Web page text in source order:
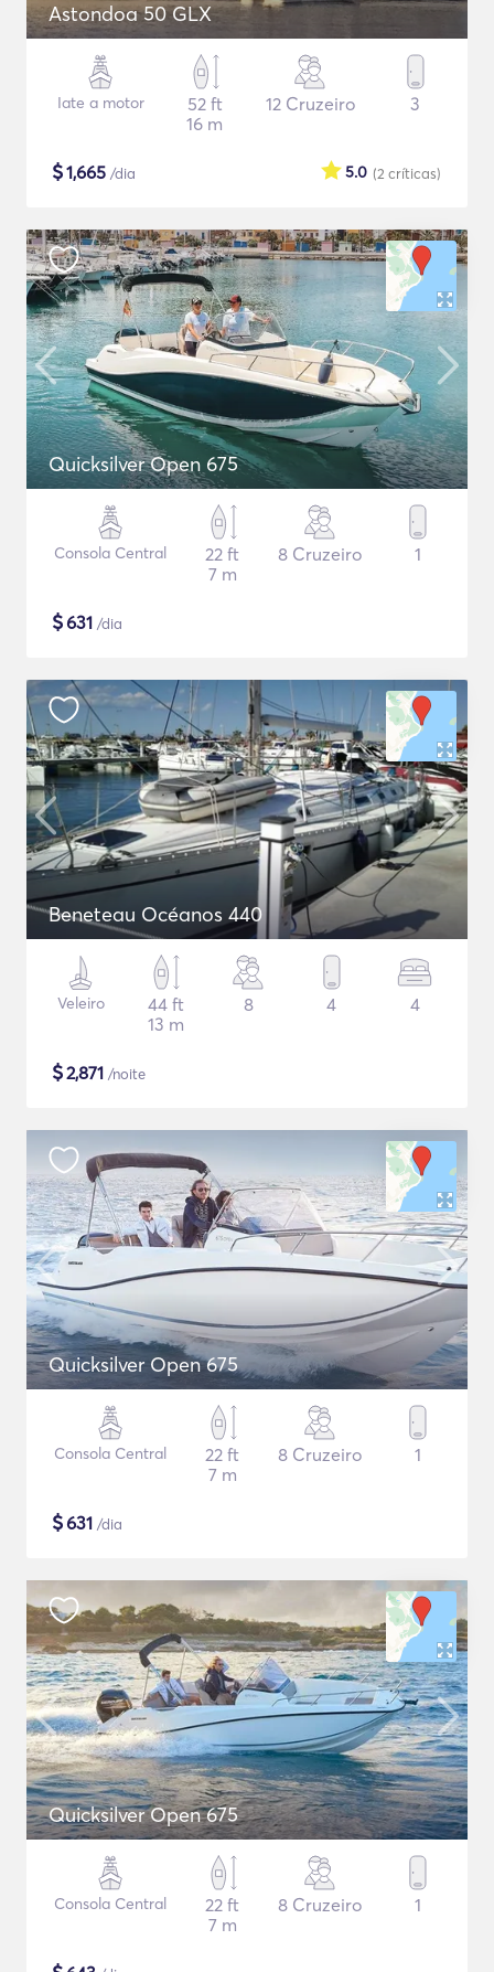
Astondoa 50 GLX
Iate a motor
52 ft
16 m
12 Cruzeiro 3
$1,665 /dia (2 críticas)
5.0
Quicksilver Open 675
Consola Central
22 ft
7 m
8 Cruzeiro 1
$631 /dia
Beneteau Océanos 440
Veleiro
44 ft
13 m
8 4 4
$2,871 /noite
Quicksilver Open 675
Consola Central
22 ft
7 m
8 Cruzeiro 1
$631 /dia
Quicksilver Open 675
Consola Central
22 ft
7 m
8 Cruzeiro 1